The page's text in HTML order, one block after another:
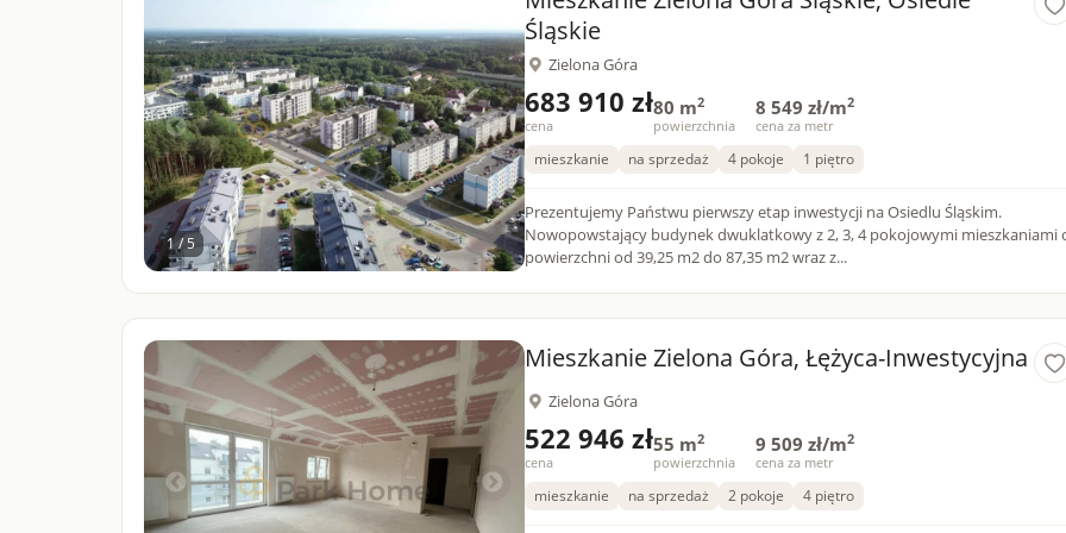
1 / 5
Śląskie
Zielona Góra
683 910 zł
cena
80 m2
powierzchnia
8 549 zł/m2
cena za metr
mieszkanie na sprzedaż 4 pokoje 1 piętro
Prezentujemy Państwu pierwszy etap inwestycji na Osiedlu Śląskim.
Nowopowstający budynek dwuklatkowy z 2, 3, 4 pokojowymi mieszkaniami
powierzchni od 39,25 m2 do 87,35 m2 wraz z...
Mieszkanie Zielona Góra, Łężyca-Inwestycyjna
Zielona Góra
522 946 zł
cena
55 m2
powierzchnia
9 509 zł/m2
cena za metr
mieszkanie na sprzedaż 2 pokoje 4 piętro